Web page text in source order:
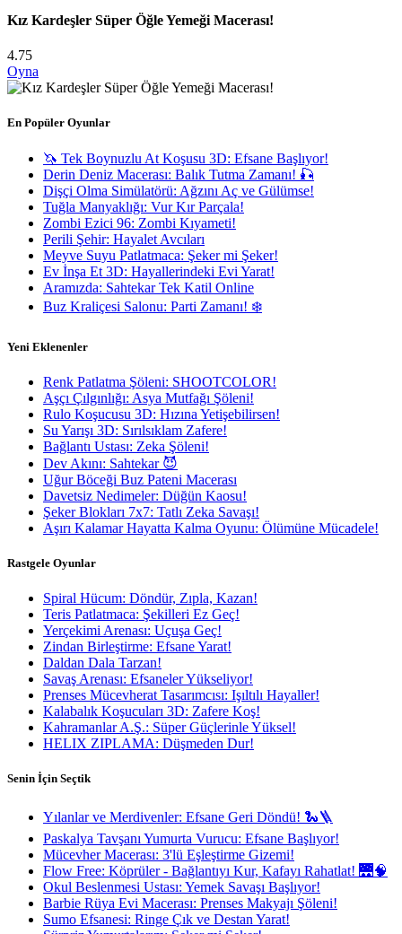
Kız Kardeşler Süper Öğle Yemeği Macerası!
4.75
Oyna
En Popüler Oyunlar
🦄 Tek Boynuzlu At Koşusu 3D: Efsane Başlıyor!
Derin Deniz Macerası: Balık Tutma Zamanı! 🎣
Dişçi Olma Simülatörü: Ağzını Aç ve Gülümse!
Tuğla Manyaklığı: Vur Kır Parçala!
Zombi Ezici 96: Zombi Kıyameti!
Perili Şehir: Hayalet Avcıları
Meyve Suyu Patlatmaca: Şeker mi Şeker!
Ev İnşa Et 3D: Hayallerindeki Evi Yarat!
Aramızda: Sahtekar Tek Katil Online
Buz Kraliçesi Salonu: Parti Zamanı! ❄️
Yeni Eklenenler
Renk Patlatma Şöleni: SHOOTCOLOR!
Aşçı Çılgınlığı: Asya Mutfağı Şöleni!
Rulo Koşucusu 3D: Hızına Yetişebilirsen!
Su Yarışı 3D: Sırılsıklam Zafere!
Bağlantı Ustası: Zeka Şöleni!
Dev Akını: Sahtekar 😈
Uğur Böceği Buz Pateni Macerası
Davetsiz Nedimeler: Düğün Kaosu!
Şeker Blokları 7x7: Tatlı Zeka Savaşı!
Aşırı Kalamar Hayatta Kalma Oyunu: Ölümüne Mücadele!
Rastgele Oyunlar
Spiral Hücum: Döndür, Zıpla, Kazan!
Teris Patlatmaca: Şekilleri Ez Geç!
Yerçekimi Arenası: Uçuşa Geç!
Zindan Birleştirme: Efsane Yarat!
Daldan Dala Tarzan!
Savaş Arenası: Efsaneler Yükseliyor!
Prenses Mücevherat Tasarımcısı: Işıltılı Hayaller!
Kalabalık Koşucuları 3D: Zafere Koş!
Kahramanlar A.Ş.: Süper Güçlerinle Yüksel!
HELIX ZIPLAMA: Düşmeden Dur!
Senin İçin Seçtik
Yılanlar ve Merdivenler: Efsane Geri Döndü! 🐍🪜
Paskalya Tavşanı Yumurta Vurucu: Efsane Başlıyor!
Mücevher Macerası: 3'lü Eşleştirme Gizemi!
Flow Free: Köprüler - Bağlantıyı Kur, Kafayı Rahatlat! 🌉🧠
Okul Beslenmesi Ustası: Yemek Savaşı Başlıyor!
Barbie Rüya Evi Macerası: Prenses Makyajı Şöleni!
Sumo Efsanesi: Ringe Çık ve Destan Yarat!